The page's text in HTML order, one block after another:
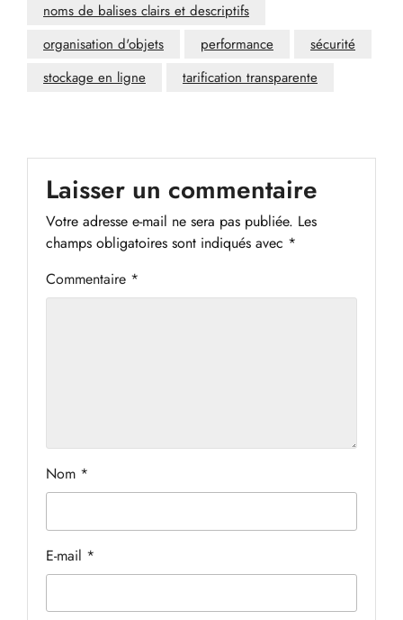
noms de balises clairs et descriptifs
organisation d'objets
performance
sécurité
stockage en ligne
tarification transparente
Laisser un commentaire
Votre adresse e-mail ne sera pas publiée. Les
champs obligatoires sont indiqués avec *
Commentaire *
Nom *
E-mail *